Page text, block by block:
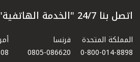
اتصل بنا 24/7 "الخدمة الهاتفية" 1803333
المملكة المتحدة
0-800-014-8898
فرنسا
0805-086620